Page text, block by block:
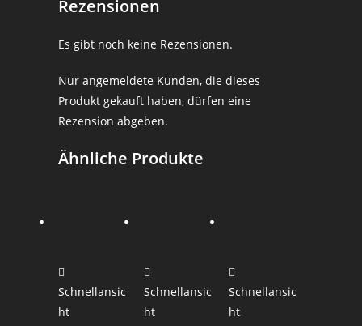
Rezensionen
Es gibt noch keine Rezensionen.
Nur angemeldete Kunden, die dieses
Produkt gekauft haben, dürfen eine
Rezension abgeben.
Ähnliche Produkte
Schnellansic
ht
Schnellansic
ht
Schnellansic
ht